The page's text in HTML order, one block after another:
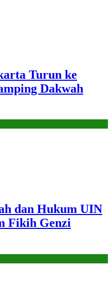
Turun ke
Dakwah
dan Hukum UIN
Fikih Genzi